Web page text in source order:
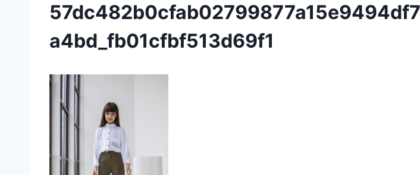
a4bd_fb01cfbf513d69f1